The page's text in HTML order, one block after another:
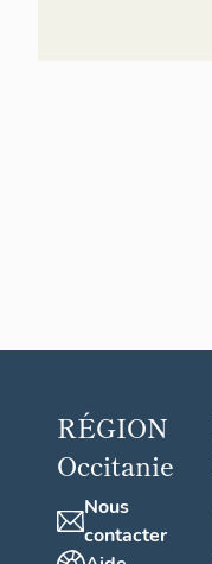
RÉGION
Occitanie
Nous
contacter